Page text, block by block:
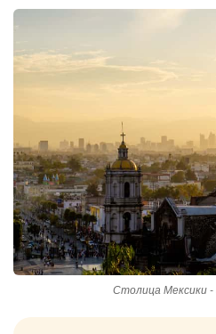
Столица Мексики -